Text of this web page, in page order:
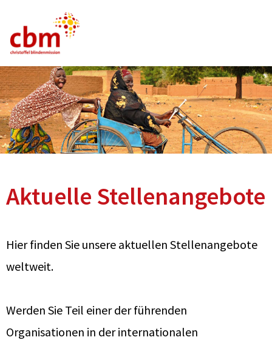
Deutsch Englisch Französisch
Stellenangebote
FAQ
Aktuelle Stellenangebote
Hier finden Sie unsere aktuellen Stellenangebote
weltweit.
Werden Sie Teil einer der führenden
Organisationen in der internationalen